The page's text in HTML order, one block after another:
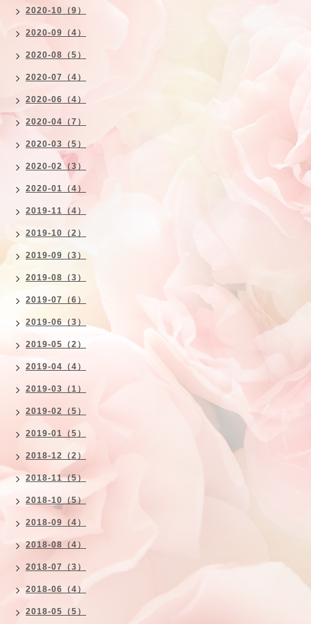
2020-10（9）
2020-09（4）
2020-08（5）
2020-07（4）
2020-06（4）
2020-04（7）
2020-03（5）
2020-02（3）
2020-01（4）
2019-11（4）
2019-10（2）
2019-09（3）
2019-08（3）
2019-07（6）
2019-06（3）
2019-05（2）
2019-04（4）
2019-03（1）
2019-02（5）
2019-01（5）
2018-12（2）
2018-11（5）
2018-10（5）
2018-09（4）
2018-08（4）
2018-07（3）
2018-06（4）
2018-05（5）